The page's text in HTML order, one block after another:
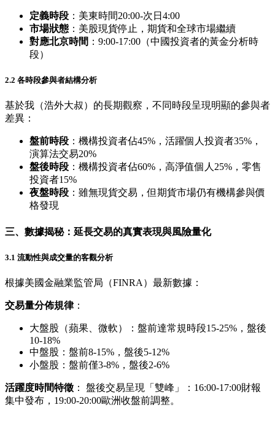
定義時段 ：美東時間20:00-次日4:00
市場狀態 ：美股現貨停止，期貨和全球市場繼續
對應北京時間 ：9:00-17:00（中國投資者的黃金分析時
段）
2.2 各時段參與者結構分析
基於我（浩外大叔）的長期觀察，不同時段呈現明顯的參與者
差異：
盤前時段 ：機構投資者佔45%，活躍個人投資者35%，
演算法交易20%
盤後時段 ：機構投資者佔60%，高淨值個人25%，零售
投資者15%
夜盤時段 ：雖無現貨交易，但期貨市場仍有機構參與價
格發現
三、數據揭秘：延長交易的真實表現與風險量化
3.1 流動性與成交量的客觀分析
根據美國金融業監管局（FINRA）最新數據：
交易量分佈規律：
大盤股（蘋果、微軟）：盤前達常規時段15-25%，盤後
10-18%
中盤股：盤前8-15%，盤後5-12%
小盤股：盤前僅3-8%，盤後2-6%
活躍度時間特徵 ： 盤後交易呈現「雙峰」：16:00-17:00財報
集中發布，19:00-20:00歐洲收盤前調整。